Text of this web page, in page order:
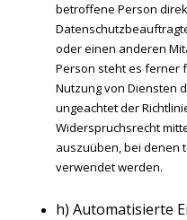
betroffene Person
oder einen anderen
Person steht es ferner
Nutzung von Diensten
ungeachtet der
Widerspruchsrecht
auszuüben, bei denen
verwendet werden.
h) Automatisierte